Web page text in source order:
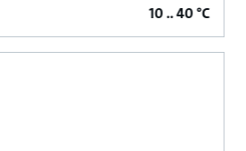
10 .. 40 °C